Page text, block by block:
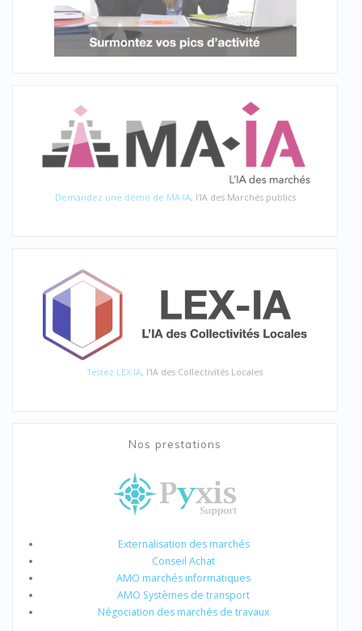
Demandez une démo de MA-IA, l'IA des Marchés publics
Testez LEX-IA, l'IA des Collectivités Locales
Nos prestations
Externalisation des marchés
Conseil Achat
AMO marchés informatiques
AMO Systèmes de transport
Négociation des marchés de travaux